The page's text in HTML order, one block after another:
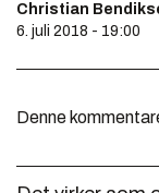
Christian
6. juli 2018 - 19:00
Denne